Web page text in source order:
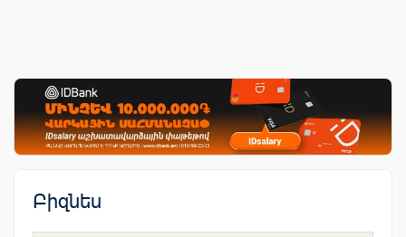
Բիզնես